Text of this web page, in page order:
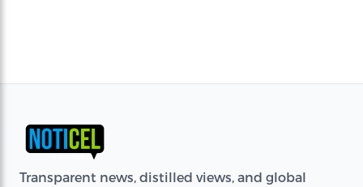
Transparent news, distilled views, and global